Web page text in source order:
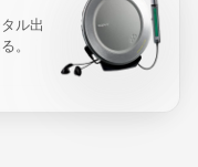
ル出
。